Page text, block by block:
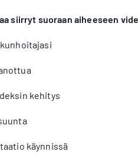
siirryt suoraan aiheeseen
kehitys
käynnissä